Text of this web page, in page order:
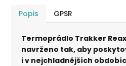
Popis GPSR
Termoprádlo Trakker
navrženo tak, aby
i v nejchladnějších